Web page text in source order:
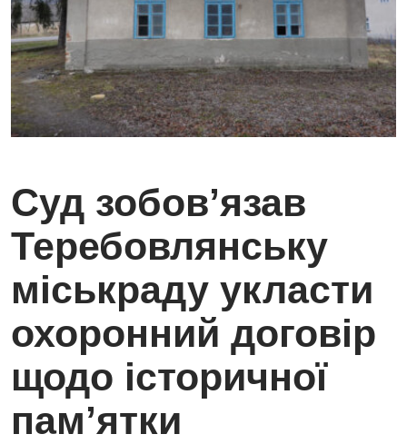
Суд зобов’язав
Теребовлянську
міськраду укласти
охоронний договір
щодо історичної
пам’ятки